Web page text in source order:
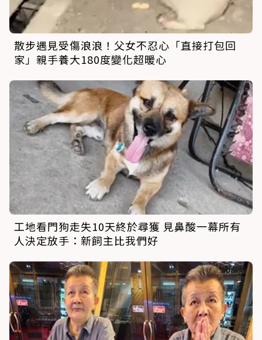
散步遇見受傷浪浪！父女不忍心「直接打包回
家」親手養大180度變化超暖心
工地看門狗走失10天終於尋獲 見鼻酸一幕所有
人決定放手：新飼主比我們好